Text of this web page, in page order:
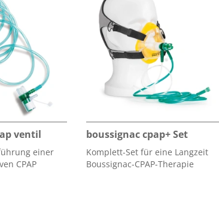
ventil
einer
CPAP
boussignac cpap+ Set
Komplett-Set für eine Langzeit
Boussignac-CPAP-Therapie